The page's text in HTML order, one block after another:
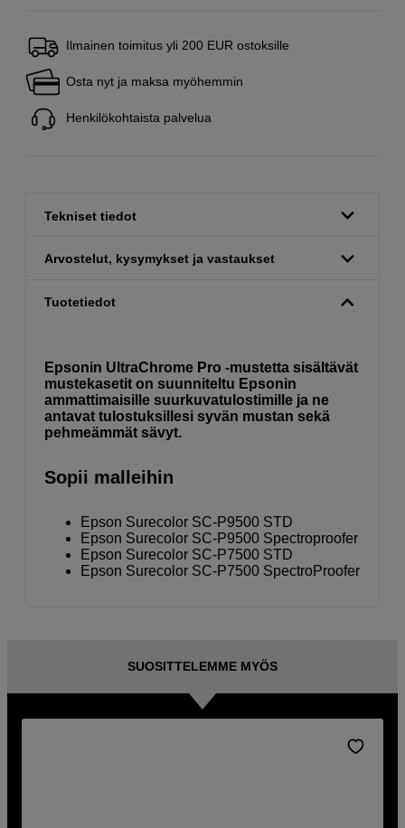
Ilmainen toimitus yli 200 EUR ostoksille
Osta nyt ja maksa myöhemmin
Henkilökohtaista palvelua
Tekniset tiedot
Arvostelut, kysymykset ja vastaukset
Tuotetiedot
Epsonin UltraChrome Pro -mustetta sisältävät
mustekasetit on suunniteltu Epsonin
ammattimaisille suurkuvatulostimille ja ne
antavat tulostuksillesi syvän mustan sekä
pehmeämmät sävyt.
Sopii malleihin
Epson Surecolor SC-P9500 STD
Epson Surecolor SC-P9500 Spectroproofer
Epson Surecolor SC-P7500 STD
Epson Surecolor SC-P7500 SpectroProofer
SUOSITTELEMME MYÖS